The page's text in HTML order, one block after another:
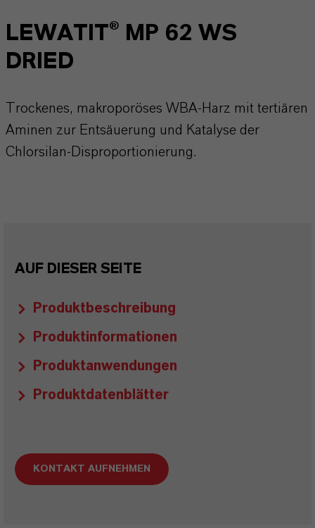
LEWATIT® MP 62 WS
DRIED
Trockenes, makroporöses WBA-Harz mit tertiären
Aminen zur Entsäuerung und Katalyse der
Chlorsilan-Disproportionierung.
AUF DIESER SEITE
Produktbeschreibung
Produktinformationen
Produktanwendungen
Produktdatenblätter
KONTAKT AUFNEHMEN